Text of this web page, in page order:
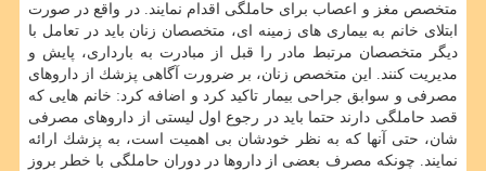
متخصص مغز و اعصاب برای حاملگی اقدام نمایند. در واقع در صورت
ابتلای خانم به بیماری های زمینه ای، متخصصان زنان باید در تعامل با
دیگر متخصصان مرتبط مادر را قبل از مبادرت به بارداری، پایش و
مدیریت كنند. این متخصص زنان، بر ضرورت آگاهی پزشك از داروهای
مصرفی و سوابق جراحی بیمار تاكید كرد و اضافه كرد: خانم هایی كه
قصد حاملگی دارند حتما باید در رجوع اول لیستی از داروهای مصرفی
شان، حتی آنها كه به نظر خودشان بی اهمیت است، به پزشك ارائه
نمایند. چونكه مصرف بعضی از داروها در دوران حاملگی با خطر بروز